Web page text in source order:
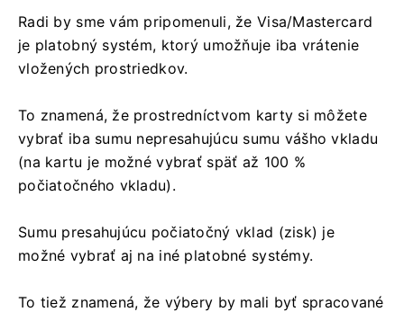
Radi by sme vám pripomenuli, že Visa/Mastercard
je platobný systém, ktorý umožňuje iba vrátenie
vložených prostriedkov.
To znamená, že prostredníctvom karty si môžete
vybrať iba sumu nepresahujúcu sumu vášho vkladu
(na kartu je možné vybrať späť až 100 %
počiatočného vkladu).
Sumu presahujúcu počiatočný vklad (zisk) je
možné vybrať aj na iné platobné systémy.
To tiež znamená, že výbery by mali byť spracované